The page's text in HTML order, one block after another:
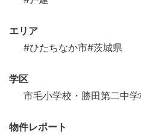
エリア
#ひたちなか市#茨城県
学区
市毛小学校・勝田第二中学
物件レポート